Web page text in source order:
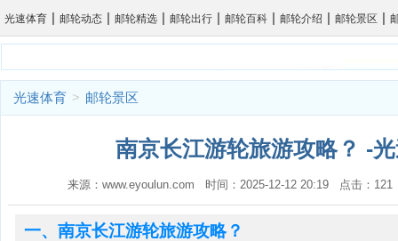
光速体育 | 邮轮动态 | 邮轮精选 | 邮轮出行 | 邮轮百科 | 邮轮介绍 | 邮轮景区 |
光速体育 > 邮轮景区
南京长江游轮旅游攻略？ -
来源：www.eyoulun.com 时间：2025-12-12 20:19 点击：
一、南京长江游轮旅游攻略？